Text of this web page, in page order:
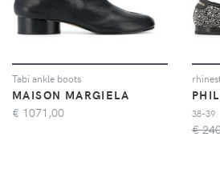
Tabi ankle boots
MAISON MARGIELA
€ 1071,00 38-39
€